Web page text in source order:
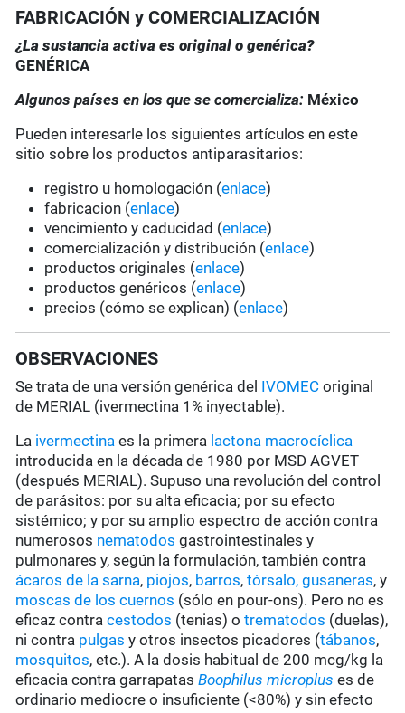
FABRICACIÓN y COMERCIALIZACIÓN
¿La sustancia activa es original o genérica?
GENÉRICA
Algunos países en los que se comercializa: México
Pueden interesarle los siguientes artículos en este
sitio sobre los productos antiparasitarios:
registro u homologación (enlace)
fabricacion (enlace)
vencimiento y caducidad (enlace)
comercialización y distribución (enlace)
productos originales (enlace)
productos genéricos (enlace)
precios (cómo se explican) (enlace)
OBSERVACIONES
Se trata de una versión genérica del IVOMEC original
de MERIAL (ivermectina 1% inyectable).
La ivermectina es la primera lactona macrocíclica
introducida en la década de 1980 por MSD AGVET
(después MERIAL). Supuso una revolución del control
de parásitos: por su alta eficacia; por su efecto
sistémico; y por su amplio espectro de acción contra
numerosos nematodos gastrointestinales y
pulmonares y, según la formulación, también contra
ácaros de la sarna, piojos, barros,tórsalo,gusaneras, y
moscas de los cuernos (sólo en pour-ons). Pero no es
eficaz contracestodos (tenias) otrematodos (duelas),
ni contra pulgas y otros insectos picadores (tábanos,
mosquitos, etc.). A la dosis habitual de 200 mcg/kg la
eficacia contra garrapatasBoophilus microplus es de
ordinario mediocre o insuficiente (<80%) y sin efecto